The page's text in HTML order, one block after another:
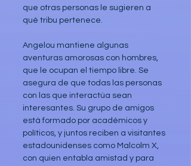
que otras personas le sugieren a
qué tribu pertenece.
Angelou mantiene algunas
aventuras amorosas con hombres,
que le ocupan el tiempo libre. Se
asegura de que todas las personas
con las que interactúa sean
interesantes. Su grupo de amigos
está formado por académicos y
políticos, y juntos reciben a visitantes
estadounidenses como Malcolm X,
con quien entabla amistad y para